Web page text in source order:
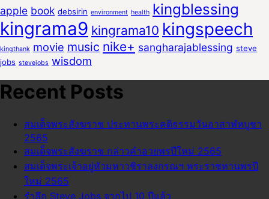
apple book debsirin environment health kingblessing
kingrama9 kingrama10 kingspeech
kingthank movie music nike+ sangharajablessing steve
jobs stevejobs wisdom
Recent Posts
สมเด็จพระสังฆราช ประทานพระคติธรรมวันอาสาฬหบูชา
2565
สมเด็จพระสังฆราช กล่าวคำอวยพรปีใหม่ 2565
สมเด็จพระเจ้าอยู่หัวมหาวชิราลงกรณฯ พระราชทานพรปี
ใหม่ 2565
รำลึก Steve Jobs จากไป 10 ปีแล้ว